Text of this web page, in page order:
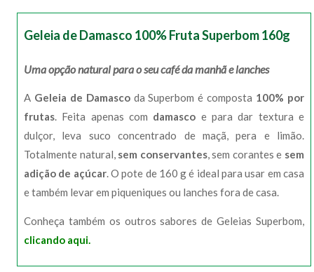
Geleia de Damasco 100% Fruta Superbom 160g
Uma opção natural para o seu café da manhã e lanches
A Geleia de Damascoda Superbom é composta 100% por
frutas. Feita apenas com damasco e para dar textura e
dulçor, leva suco concentrado de maçã, pera e limão.
Totalmente natural, sem conservantes, sem corantes e sem
adição de açúcar. O pote de 160 g é ideal para usar em casa
e também levar em piqueniques ou lanches fora de casa.
Conheça também os outros sabores de Geleias Superbom,
clicando aqui.